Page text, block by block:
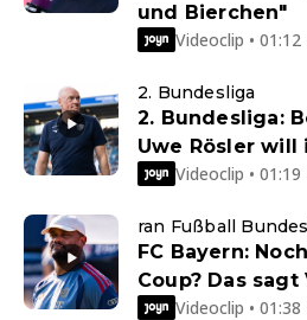
und Bierchen"
Videoclip • 01:12
2. Bundesliga
2. Bundesliga:
Uwe Rösler will
Videoclip • 01:19
ran Fußball
FC Bayern:
Coup? Das
Videoclip • 01:38